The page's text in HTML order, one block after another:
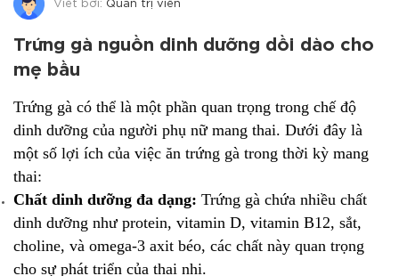
Viết bởi: Quản trị viên
Trứng gà nguồn dinh dưỡng dồi dào cho
mẹ bầu
Trứng gà có thể là một phần quan trọng trong chế độ
dinh dưỡng của người phụ nữ mang thai. Dưới đây là
một số lợi ích của việc ăn trứng gà trong thời kỳ mang
thai:
Chất dinh dưỡng đa dạng: Trứng gà chứa nhiều chất
dinh dưỡng như protein, vitamin D, vitamin B12, sắt,
choline, và omega-3 axit béo, các chất này quan trọng
cho sự phát triển của thai nhi.